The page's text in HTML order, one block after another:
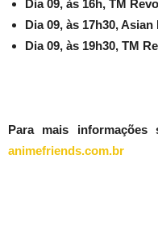
Dia 09, às 16h, TM
Dia 09, às 17h30,
Dia 09, às 19h30, TM
Para mais informações
animefriends.com.br